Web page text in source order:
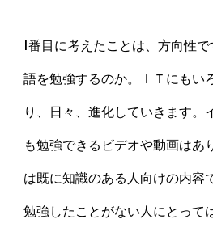
1番目に考えたことは、方向性
語を勉強するのか。ＩＴにもい
り、日々、進化していきます。
も勉強できるビデオや動画はあ
は既に知識のある人向けの内容
勉強したことがない人にとって